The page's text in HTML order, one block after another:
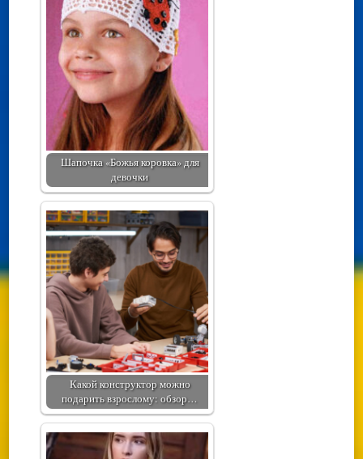
Шапочка «Божья коровка» для
девочки
Какой конструктор можно
подарить взрослому: обзор…